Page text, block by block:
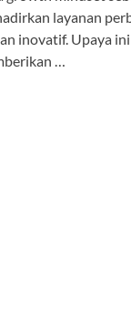
layanan
inovatif. Upaya ini
…